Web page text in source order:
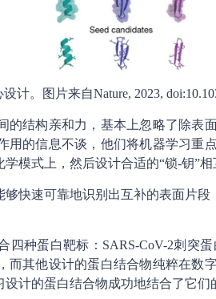
。图片来自Nature, 2023,
的结构亲和力，基本上忽略了除表
用的信息不谈，他们将机器学习重
模式上，然后设计合适的“锁-钥”相
快速可靠地识别出互补的表面片段
种蛋白靶标：SARS-CoV-2刺突蛋
而其他设计的蛋白结合物纯粹在数
计的蛋白结合物成功地结合了它们